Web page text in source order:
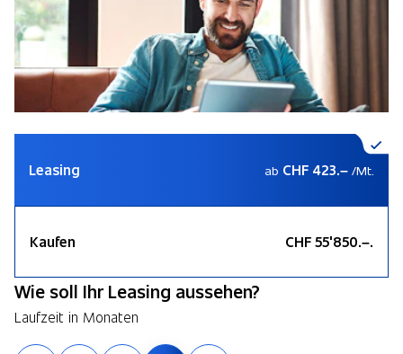
Leasing ab CHF 423.– /Mt.
Kaufen CHF 55'850.–.
Wie soll Ihr Leasing aussehen?
Laufzeit in Monaten